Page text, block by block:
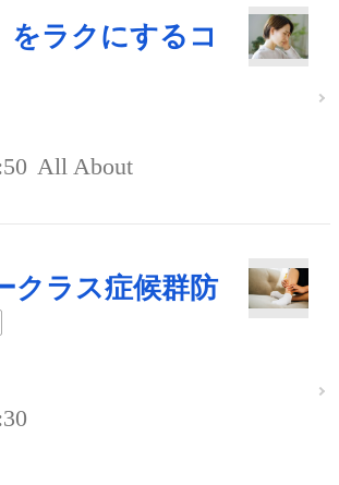
をラクにするコ
All About
クラス症候群防